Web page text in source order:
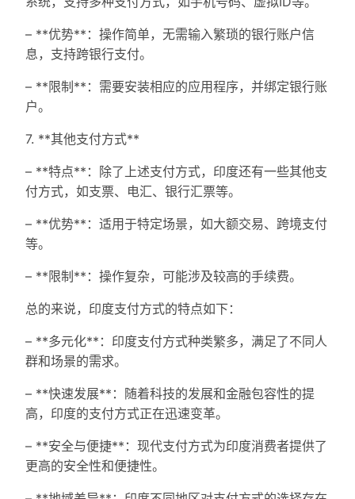
– **优势**：操作简单，无需输入繁琐的银行账户信
息，支持跨银行支付。
– **限制**：需要安装相应的应用程序，并绑定银行账
户。
7. **其他支付方式**
– **特点**：除了上述支付方式，印度还有一些其他支
付方式，如支票、电汇、银行汇票等。
– **优势**：适用于特定场景，如大额交易、跨境支付
等。
– **限制**：操作复杂，可能涉及较高的手续费。
总的来说，印度支付方式的特点如下：
– **多元化**：印度支付方式种类繁多，满足了不同人
群和场景的需求。
– **快速发展**：随着科技的发展和金融包容性的提
高，印度的支付方式正在迅速变革。
– **安全与便捷**：现代支付方式为印度消费者提供了
更高的安全性和便捷性。